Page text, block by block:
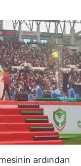
ardından